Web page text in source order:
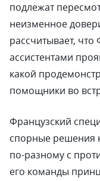
подлежат
неизменное
рассчитывает,
ассистентами
какой
помощники во
Французский
спорные решения
по-разному с
его команды